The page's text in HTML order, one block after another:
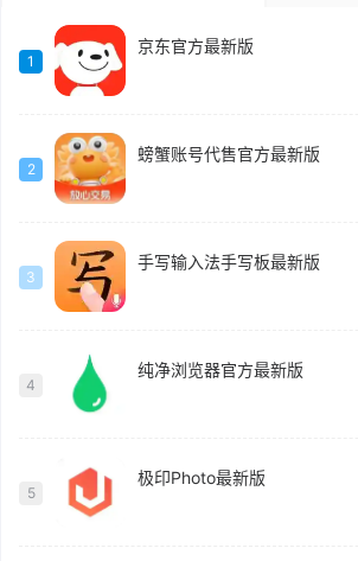
1
京东官方最新版
2
螃蟹账号代售官方最新版
3
手写输入法手写板最新版
4
纯净浏览器官方最新版
5
极印Photo最新版